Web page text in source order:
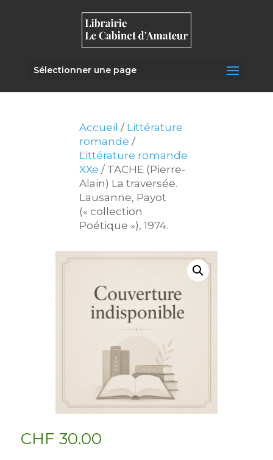
Sélectionner une page
Accueil / Littérature
romande /
Littérature romande
XXe / TACHE (Pierre-
Alain) La traversée.
Lausanne, Payot
(« collection
Poétique »), 1974.
CHF 30.00